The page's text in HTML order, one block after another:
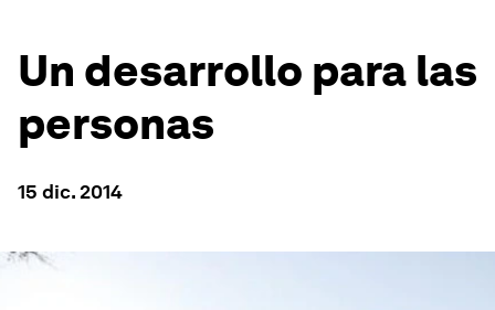
Un desarrollo para las
personas
15 dic. 2014